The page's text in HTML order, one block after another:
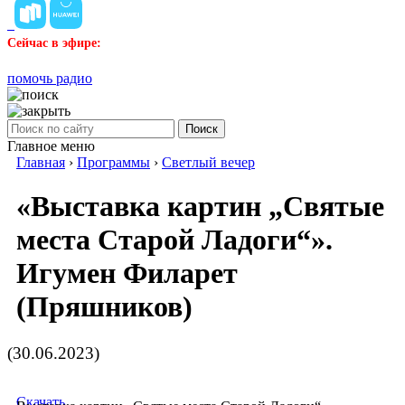
Сейчас в эфире:
помочь радио
Поиск
Главное меню
Главная › Программы › Светлый вечер
«Выставка картин „Святые
места Старой Ладоги“».
Игумен Филарет
(Пряшников)
(30.06.2023)
Скачать